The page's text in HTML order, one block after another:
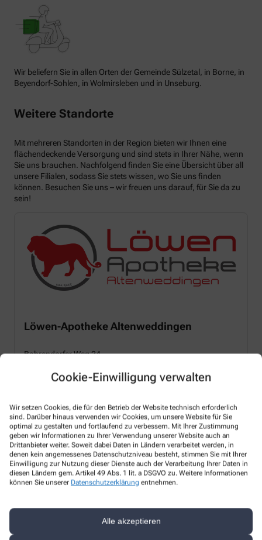
Cookie-Einwilligung verwalten
Wir setzen Cookies, die für den Betrieb der Website technisch erforderlich
sind. Darüber hinaus verwenden wir Cookies, um unsere Website für Sie
optimal zu gestalten und fortlaufend zu verbessern. Mit Ihrer Zustimmung
geben wir Informationen zu Ihrer Verwendung unserer Website auch an
Drittanbieter weiter. Soweit dabei Daten in Ländern verarbeitet werden, in
denen kein angemessenes Datenschutzniveau besteht, stimmen Sie mit Ihrer
Einwilligung zur Nutzung dieser Dienste auch der Verarbeitung Ihrer Daten in
diesen Ländern gem. Artikel 49 Abs. 1 lit. a DSGVO zu. Weitere Informationen
können Sie unserer Datenschutzerklärung entnehmen.
Alle akzeptieren
Wir beliefern Sie in allen Orten der Gemeinde Sülzetal, in Borne, in
Beyendorf-Sohlen, in Wolmirsleben und in Unseburg.
Weitere Standorte
Mit mehreren Standorten in der Region bieten wir Ihnen eine
flächendeckende Versorgung und sind stets in Ihrer Nähe, wenn
Sie uns brauchen. Nachfolgend finden Sie eine Übersicht über all
unsere Filialen, sodass Sie stets wissen, wo Sie uns finden
können. Besuchen Sie uns – wir freuen uns darauf, für Sie da zu
sein!
Löwen-Apotheke Altenweddingen
Bahrendorfer Weg 24
Email: kontakt@apotheke-altenweddingen.de
Zur Website
Unsere Leistungen